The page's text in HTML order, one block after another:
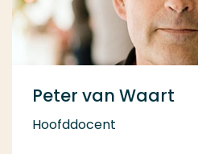
Peter van Waart
Hoofddocent